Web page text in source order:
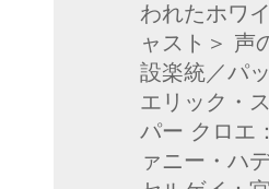
われたホワ
ャスト＞ 声
設楽統／パ
エリック・
パー クロエ
ァニー・ハ